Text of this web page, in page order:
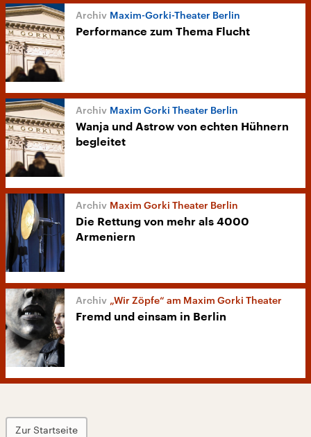
Maxim-Gorki-Theater Berlin
Performance zum Thema Flucht
Maxim Gorki Theater Berlin
Wanja und Astrow von echten Hühnern
begleitet
Maxim Gorki Theater Berlin
Die Rettung von mehr als 4000
Armeniern
„Wir Zöpfe“ am Maxim Gorki Theater
Fremd und einsam in Berlin
Zur Startseite